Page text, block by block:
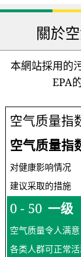
關於
本網站採用的
EPA
空气质量指
空气质量指
对健康影响情况
建议采取的措施
0 - 50 一级
空气质量令人满
各类人群可正常